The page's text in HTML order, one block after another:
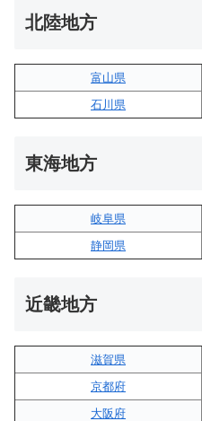
北陸地方
富山県
石川県
東海地方
岐阜県
静岡県
近畿地方
滋賀県
京都府
大阪府